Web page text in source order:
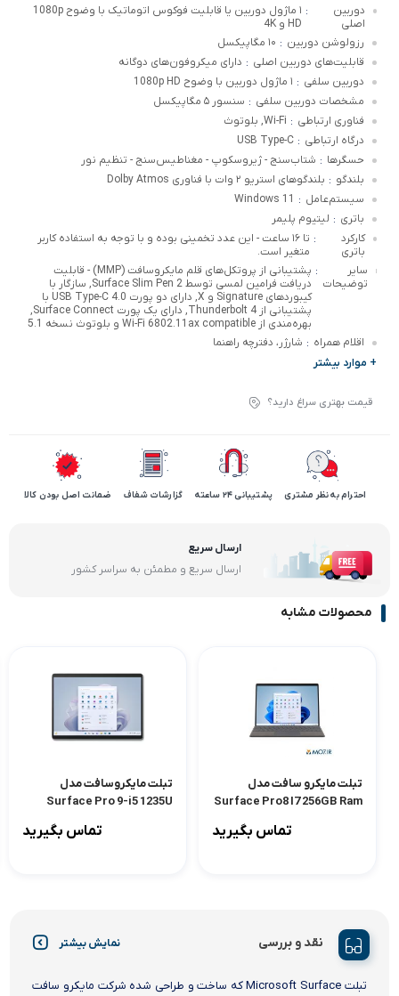
دوربین
اصلی
:
۱ ماژول دوربین یا قابلیت فوکوس اتوماتیک با وضوح 1080p
HD و 4K
رزولوشن دوربین : ۱۰ مگاپیکسل
قابلیت‌های دوربین اصلی : دارای میکروفون‌های دوگانه
دوربین سلفی : ۱ ماژول دوربین با وضوح 1080p HD
مشخصات دوربین سلفی : سنسور ۵ مگاپیکسل
فناوری ارتباطی : Wi-Fi, بلوتوث
درگاه ارتباطی :
USB Type-C
حسگرها : شتاب‌سنج - ژیروسکوپ - مغناطیس‌سنج - تنظیم نور
بلندگو : بلندگوهای استریو ۲ وات با فناوری Dolby Atmos
سیستم‌عامل :
Windows 11
باتری : لیتیوم پلیمر
کارکرد
باتری
:
تا ۱۶ ساعت - این عدد تخمینی بوده و با توجه به استفاده کاربر
متغیر است.
سایر
توضیحات
:
پشتیبانی از پروتکل‌های قلم مایکروسافت (MMP) - قابلیت
دریافت فرامین لمسی توسط Surface Slim Pen 2, سازگار با
کیبوردهای Signature و X, دارای دو پورت USB Type-C 4.0 با
پشتیبانی از Thunderbolt 4, دارای یک پورت Surface Connect,
بهره‌مندی از Wi-Fi 6802.11ax compatible و بلوتوث نسخه 5.1
اقلام همراه : شارژر، دفترچه راهنما
+ موارد بیشتر
قیمت بهتری سراغ دارید؟
احترام به نظر مشتری پشتیبانی 24 ساعته گزارشات شفاف ضمانت اصل بودن کالا
ارسال سریع
ارسال سریع و مطمئن به سراسر کشور
محصولات مشابه
تبلت مایکرو سافت مدل
Surface Pro8 I7 256GB Ram
تماس بگیرید
تبلت مایکروسافت مدل
Surface Pro 9-i5 1235U
تماس بگیرید
نقد و بررسی نمایش بیشتر
تبلت Microsoft Surface که ساخت و طراحی شده شرکت مایکرو سافت